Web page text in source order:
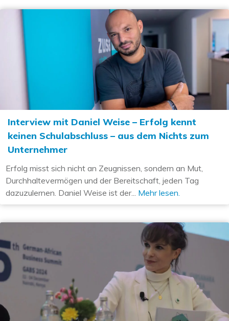
Interview mit Daniel Weise – Erfolg kennt
keinen Schulabschluss – aus dem Nichts zum
Unternehmer
Erfolg misst sich nicht an Zeugnissen, sondern an Mut,
Durchhaltevermögen und der Bereitschaft, jeden Tag
dazuzulernen. Daniel Weise ist der... Mehr lesen.